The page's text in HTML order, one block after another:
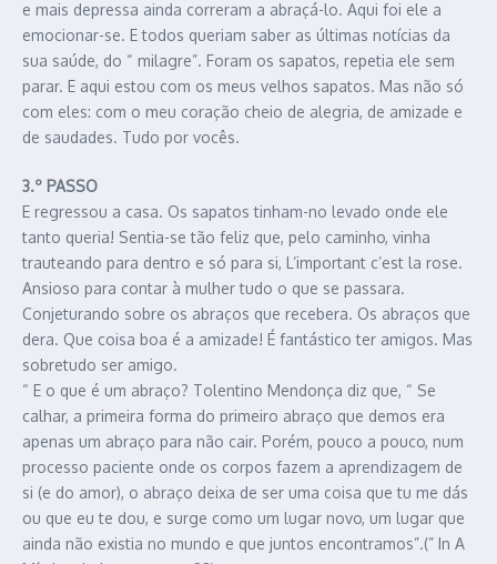
e mais depressa ainda correram a abraçá-lo. Aqui foi ele a
emocionar-se. E todos queriam saber as últimas notícias da
sua saúde, do “ milagre”. Foram os sapatos, repetia ele sem
parar. E aqui estou com os meus velhos sapatos. Mas não só
com eles: com o meu coração cheio de alegria, de amizade e
de saudades. Tudo por vocês.
3.º PASSO
E regressou a casa. Os sapatos tinham-no levado onde ele
tanto queria! Sentia-se tão feliz que, pelo caminho, vinha
trauteando para dentro e só para si, L’important c’est la rose.
Ansioso para contar à mulher tudo o que se passara.
Conjeturando sobre os abraços que recebera. Os abraços que
dera. Que coisa boa é a amizade! É fantástico ter amigos. Mas
sobretudo ser amigo.
“ E o que é um abraço? Tolentino Mendonça diz que, “ Se
calhar, a primeira forma do primeiro abraço que demos era
apenas um abraço para não cair. Porém, pouco a pouco, num
processo paciente onde os corpos fazem a aprendizagem de
si (e do amor), o abraço deixa de ser uma coisa que tu me dás
ou que eu te dou, e surge como um lugar novo, um lugar que
ainda não existia no mundo e que juntos encontramos”.(” In A